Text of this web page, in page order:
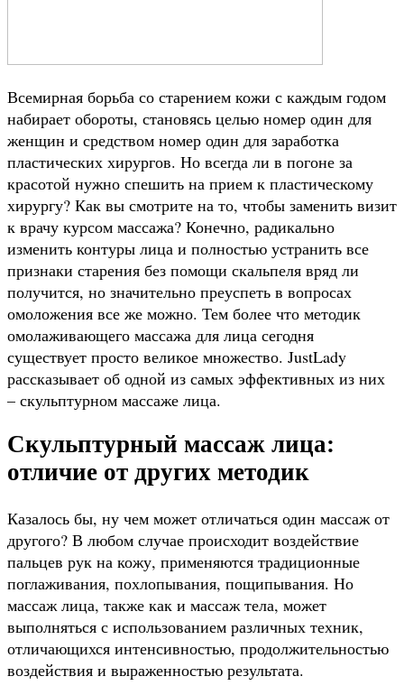
Всемирная борьба со старением кожи с каждым годом
набирает обороты, становясь целью номер один для
женщин и средством номер один для заработка
пластических хирургов. Но всегда ли в погоне за
красотой нужно спешить на прием к пластическому
хирургу? Как вы смотрите на то, чтобы заменить визит
к врачу курсом массажа? Конечно, радикально
изменить контуры лица и полностью устранить все
признаки старения без помощи скальпеля вряд ли
получится, но значительно преуспеть в вопросах
омоложения все же можно. Тем более что методик
омолаживающего массажа для лица сегодня
существует просто великое множество. JustLady
рассказывает об одной из самых эффективных из них
– скульптурном массаже лица.
Скульптурный массаж лица:
отличие от других методик
Казалось бы, ну чем может отличаться один массаж от
другого? В любом случае происходит воздействие
пальцев рук на кожу, применяются традиционные
поглаживания, похлопывания, пощипывания. Но
массаж лица, также как и массаж тела, может
выполняться с использованием различных техник,
отличающихся интенсивностью, продолжительностью
воздействия и выраженностью результата.